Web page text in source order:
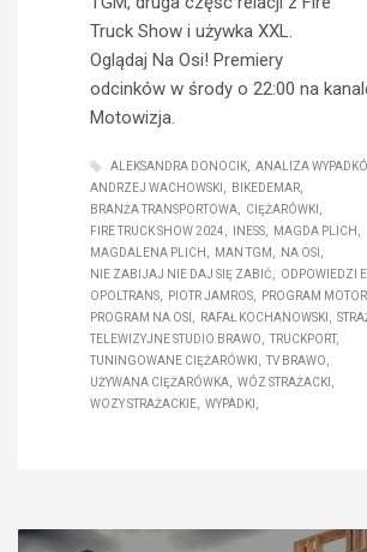
Truck Show i używka XXL.
Oglądaj Na Osi! Premiery
odcinków w środy o 22:00 na
Motowizja.
ALEKSANDRA DONOCIK
ANALIZA
ANDRZEJ WACHOWSKI
BIKEDEMAR
BRANŻA TRANSPORTOWA
CIĘŻARÓWKI
FIRE TRUCK SHOW 2024
INESS
MAGDA PLICH
MAGDALENA PLICH
MAN TGM
NA OSI
NIE ZABIJAJ NIE DAJ SIĘ ZABIĆ
ODPOWIEDZI
OPOLTRANS
PIOTR JAMROS
PROGRAM
PROGRAM NA OSI
RAFAŁ KOCHANOWSKI
TELEWIZYJNE STUDIO BRAWO
TRUCKPORT
TUNINGOWANE CIĘŻARÓWKI
TV BRAWO
UŻYWANA CIĘŻARÓWKA
WÓZ STRAŻACKI
WOZY STRAŻACKIE
WYPADKI